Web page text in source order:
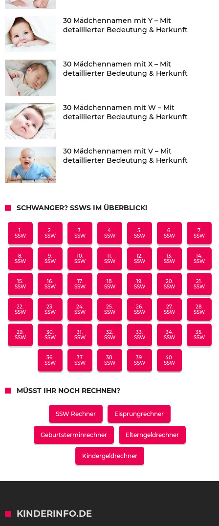
30 Mädchennamen mit Y – Mit
detaillierter Bedeutung & Herkunft
30 Mädchennamen mit X – Mit
detaillierter Bedeutung & Herkunft
30 Mädchennamen mit W – Mit
detaillierter Bedeutung & Herkunft
30 Mädchennamen mit V – Mit
detaillierter Bedeutung & Herkunft
SCHWANGER? SSWS IM ÜBERBLICK!
1.
SSW
2.
SSW
3.
SSW
4.
SSW
5.
SSW
6.
SSW
7.
SSW
8.
SSW
9.
SSW
10.
SSW
11.
SSW
12.
SSW
13.
SSW
14.
SSW
15.
SSW
16.
SSW
17.
SSW
18.
SSW
19.
SSW
20.
SSW
21.
SSW
22.
SSW
23.
SSW
24.
SSW
25.
SSW
26.
SSW
27.
SSW
28.
SSW
29.
SSW
30.
SSW
31.
SSW
32.
SSW
33.
SSW
34.
SSW
35.
SSW
36.
SSW
37.
SSW
38.
SSW
39.
SSW
40.
SSW
MÜSST IHR NOCH RECHNEN?
SSW Rechner Eisprungrechner
Geburtsterminrechner Elterngeldrechner
Kindergeldrechner
KINDERINFO.DE